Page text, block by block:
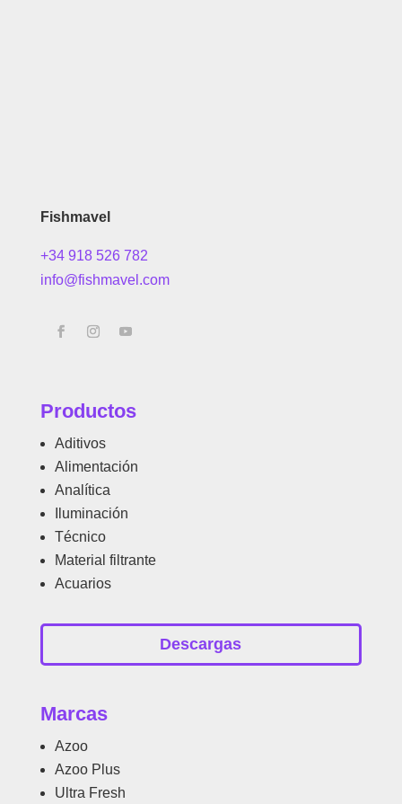
Fishmavel
+34 918 526 782
info@fishmavel.com
Productos
Aditivos
Alimentación
Analítica
Iluminación
Técnico
Material filtrante
Acuarios
Descargas
Marcas
Azoo
Azoo Plus
Ultra Fresh